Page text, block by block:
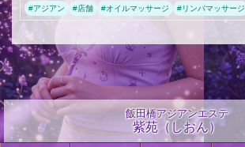
#アジアン #店舗 #オイルマッサージ #リンパマッサージ
飯田橋アジアンエステ
紫苑（しおん）